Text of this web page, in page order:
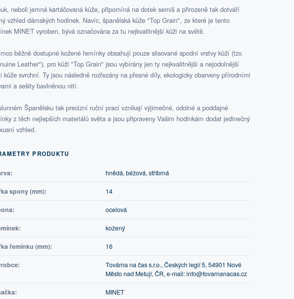
neboli jemná kartáčovaná kůže, připomíná na dotek semiš a přirozeně tak dotváří
vzhled dámských hodinek. Navíc, španělská kůže "Top Grain", ze které je tento
MINET vyroben, bývá označována za tu nejkvalitnější kůži na světě.
běžně dostupné kožené řemínky obsahují pouze slisované spodní vrstvy kůží (tzv.
Leather"), pro kůži "Top Grain" jsou vybírány jen ty nejkvalitnější a nejodolnější
kůže svrchní. Ty jsou následně rozřezány na přesné díly, ekologicky obarveny přírodními
a sešity bavlněnou nití.
Španělsku tak precizní ruční prací vznikají výjimečné, odolné a poddajné
z těch nejlepších materiálů světa a jsou připraveny Vašim hodinkám dodat jedinečný
vzhled.
PRODUKTU
hnědá, béžová, stříbrná
spony (mm): 14
ocelová
kožený
řemínku (mm): 16
Továrna na čas s.r.o., Českých legií 5, 54901 Nové
Město nad Metují, ČR, e-mail: info@tovarnanacas.cz
MINET